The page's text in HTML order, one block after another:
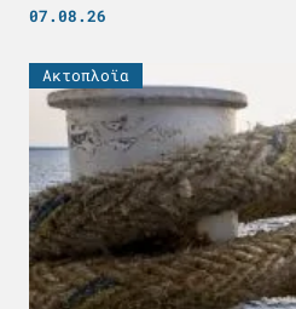
07.08.26
Ακτοπλοϊα